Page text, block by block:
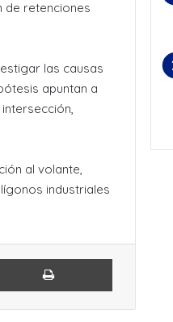
de retenciones
las causas
apuntan a
al volante,
industriales
Email Imprimir